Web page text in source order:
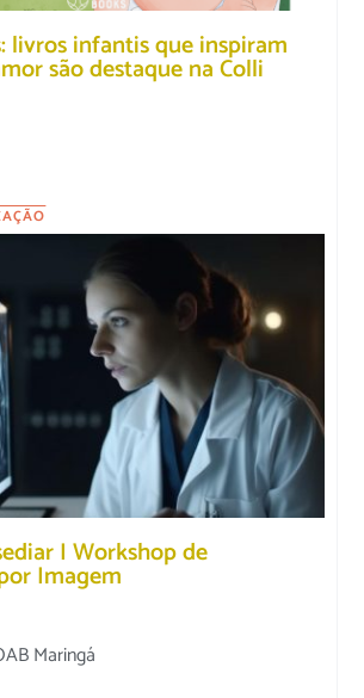
livros infantis que inspiram
são destaque na Colli
I Workshop de
Imagem
Maringá